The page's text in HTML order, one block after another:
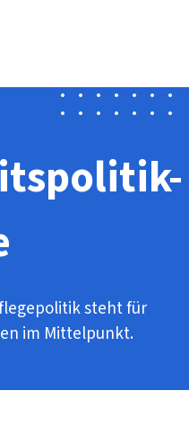
Mitmachen Politik
steht für
im Mittelpunkt.